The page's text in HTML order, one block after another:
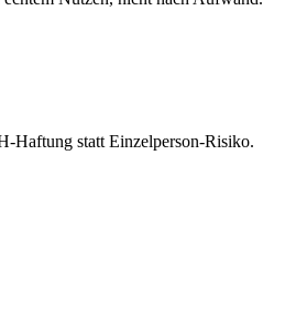
Haftung statt Einzelperson-Risiko.